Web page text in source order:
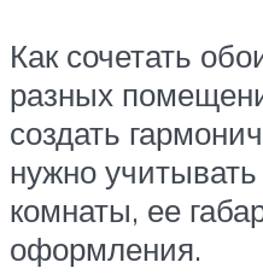
Как сочетать
разных
создать
нужно
комнаты, ее
оформления.